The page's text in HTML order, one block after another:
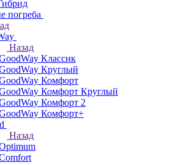
погреба
Назад
Классик
Круглый
Комфорт
Комфорт Круглый
Комфорт 2
Комфорт+
Назад